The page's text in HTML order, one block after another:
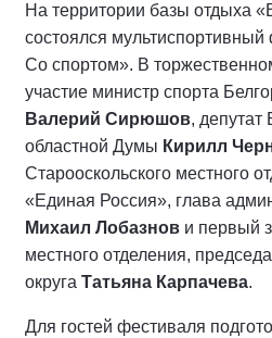
На территории базы отдыха
состоялся
Со спортом». В
участие министр спорта
Валерий Сирюшов, депутат
областной Думы Кирилл
Старооскольского местного
«Единая Россия», глава
Михаил Лобазнов и первый
местного отделения,
округа Татьяна Карпачева.
Для гостей фестиваля